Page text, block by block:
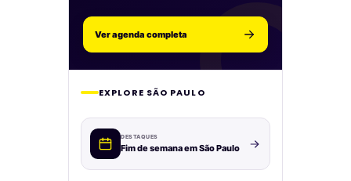
Ver agenda completa
EXPLORE SÃO PAULO
DESTAQUES
Fim de semana em São Paulo